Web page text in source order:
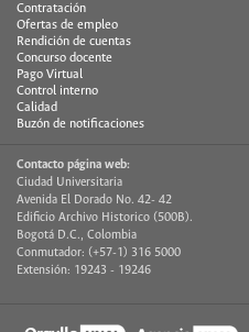
Contratación
Ofertas de empleo
Rendición de cuentas
Concurso docente
Pago Virtual
Control interno
Calidad
Buzón de notificaciones
Contacto página web:
Ciudad Universitaria
Avenida El Dorado No. 42- 42
Edificio Archivo Historico (500B).
Bogotá D.C., Colombia
Conmutador: (+57-1) 316 5000
Extensión: 19243 - 19246